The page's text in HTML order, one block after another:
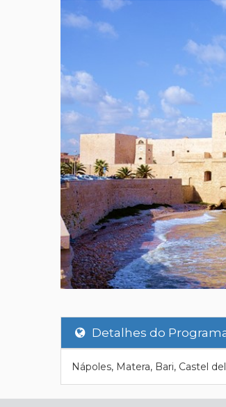
Detalhes do
Nápoles, Matera, Bari, Castel